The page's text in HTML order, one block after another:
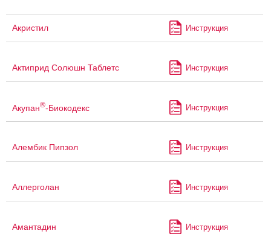
Акристил Инструкция
Актиприд Солюшн Таблетс Инструкция
Акупан®-Биокодекс Инструкция
Алембик Пипзол Инструкция
Аллерголан Инструкция
Амантадин Инструкция